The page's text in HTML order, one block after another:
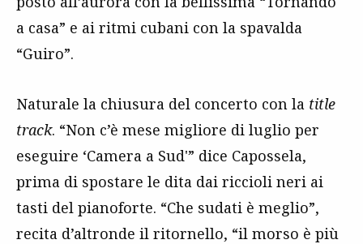
a casa” e ai ritmi cubani con la spavalda
“Guiro”.
Naturale la chiusura del concerto con la title
track. “Non c’è mese migliore di luglio per
eseguire ‘Camera a Sud'” dice Capossela,
prima di spostare le dita dai riccioli neri ai
tasti del pianoforte. “Che sudati è meglio”,
recita d’altronde il ritornello, “il morso è più